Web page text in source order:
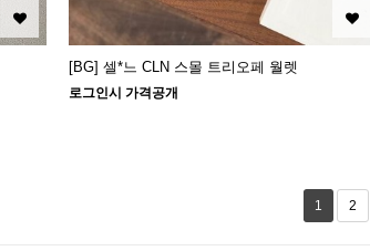
[BG] 셀*느 CLN 스몰 트리오페 월렛
로그인시 가격공개
1 2